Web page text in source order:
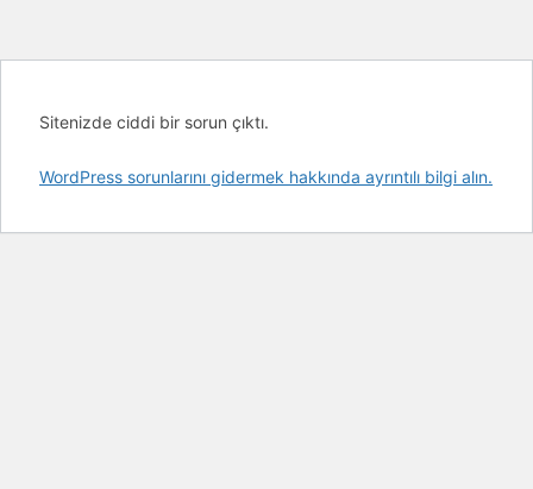
Sitenizde ciddi bir sorun çıktı.
WordPress sorunlarını gidermek hakkında ayrıntılı bilgi alın.